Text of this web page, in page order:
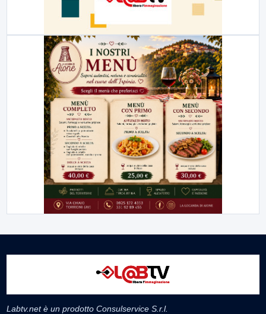
Labtv.net è un prodotto Consulservice S.r.l.